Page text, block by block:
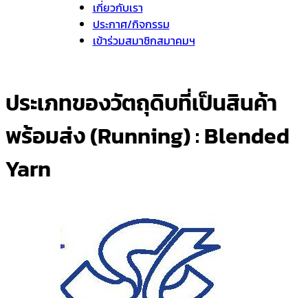
เกี่ยวกับเรา
ประกาศ/กิจกรรม
เข้าร่วมสมาชิกสมาคมฯ
ประเภทของวัตถุดิบที่เป็นสินค้า
พร้อมส่ง (Running) :Blended
Yarn